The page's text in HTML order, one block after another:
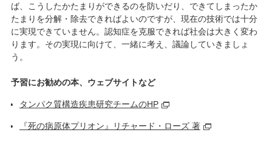
ば、こうしたかたまりができるのを防いだり、できてしまったか
たまりを分解・除去できればよいのですが、現在の技術では十分
に実現できていません。認知症を克服できれば社会は大きく変わ
ります。その実現に向けて、一緒に考え、議論していきましょ
う。
予習にお勧めの本、ウェブサイトなど
タンパク質構造疾患研究チームのHP
『死の病原体プリオン』リチャード・ローズ 著